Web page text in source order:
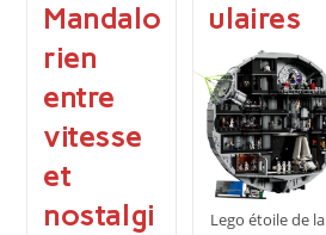
Mandalo
rien
entre
vitesse
et
nostalgi
ulaires
Lego étoile de la